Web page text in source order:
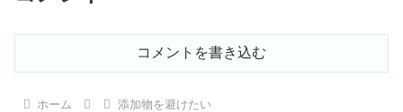
コメントを書き込む
ホーム 添加物を避けたい